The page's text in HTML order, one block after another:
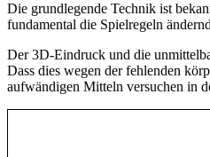
Die grundlegende Technik ist
fundamental die Spielregeln
Der 3D-Eindruck und die
Dass dies wegen der fehlenden
aufwändigen Mitteln versuchen in